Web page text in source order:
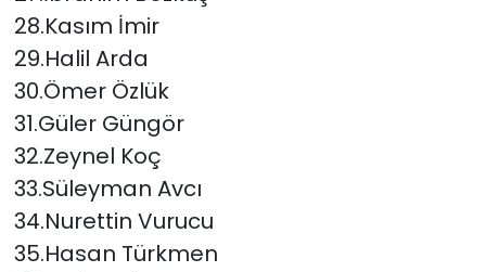
28.Kasım İmir
29.Halil Arda
30.Ömer Özlük
31.Güler Güngör
32.Zeynel Koç
33.Süleyman Avcı
34.Nurettin Vurucu
35.Hasan Türkmen